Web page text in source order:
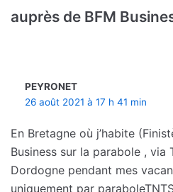
auprès de BFM
PEYRONET
26 août 2021 à 17 h 41 min
En Bretagne où j’habite
Business sur la parabole , via
Dordogne pendant mes
uniquement par